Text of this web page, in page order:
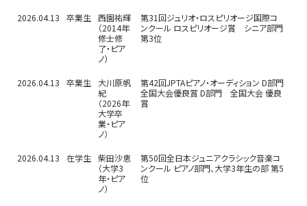
2026.04.13 卒業生 西園祐輝
（2014年
修士修
了・ピア
ノ）
第31回ジュリオ・ロスピリオージ国際コ
ンクール ロスピリオージ賞 シニア部門
第3位
2026.04.13 卒業生
大川原帆
紀
（2026年
大学卒
業・ピア
ノ）
第42回JPTAピアノ・オーディション D部門
全国大会優良賞 D部門 全国大会 優良
賞
2026.04.13 在学生 柴田沙恵
（大学3
年・ピア
ノ）
第50回全日本ジュニアクラシック音楽コ
ンクール ピアノ部門、大学3年生の部 第5
位